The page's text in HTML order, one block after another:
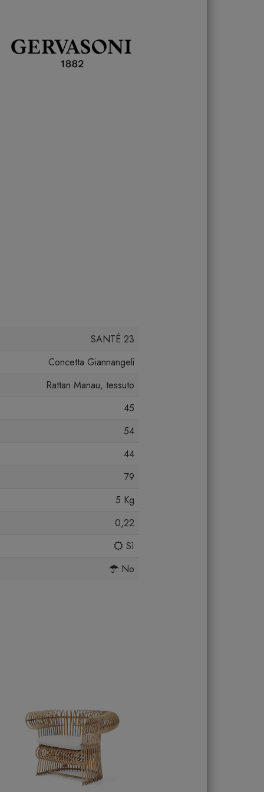
SANTÉ 23
Concetta Giannangeli
Rattan Manau, tessuto
45
54
44
79
5 Kg
0,22
Sì
No